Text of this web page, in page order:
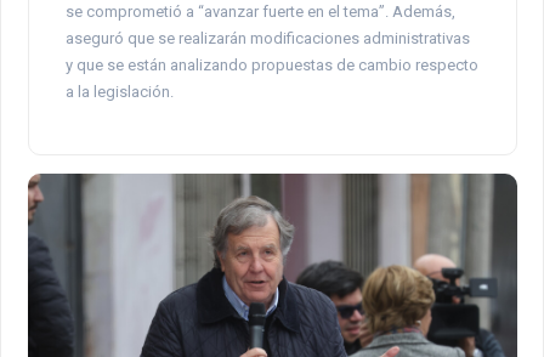
se comprometió a “avanzar fuerte en el tema”. Además,
aseguró que se realizarán modificaciones administrativas
y que se están analizando propuestas de cambio respecto
a la legislación.